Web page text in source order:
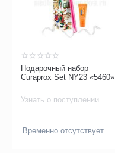
Подарочный набор
Curaprox Set NY23 «5460»
Узнать о поступлении
Временно отсутствует